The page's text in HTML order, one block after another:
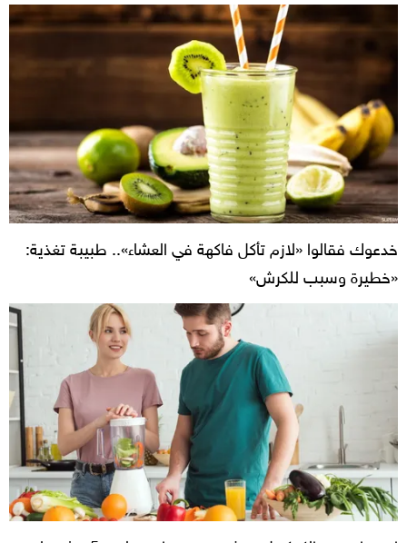
خدعوك فقالوا «لازم تأكل فاكهة في العشاء».. طبيبة تغذية:
«خطيرة وسبب للكرش»